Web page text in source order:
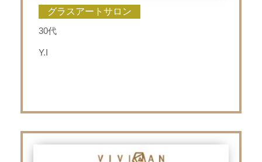
グラスアートサロン
30代
Y.I